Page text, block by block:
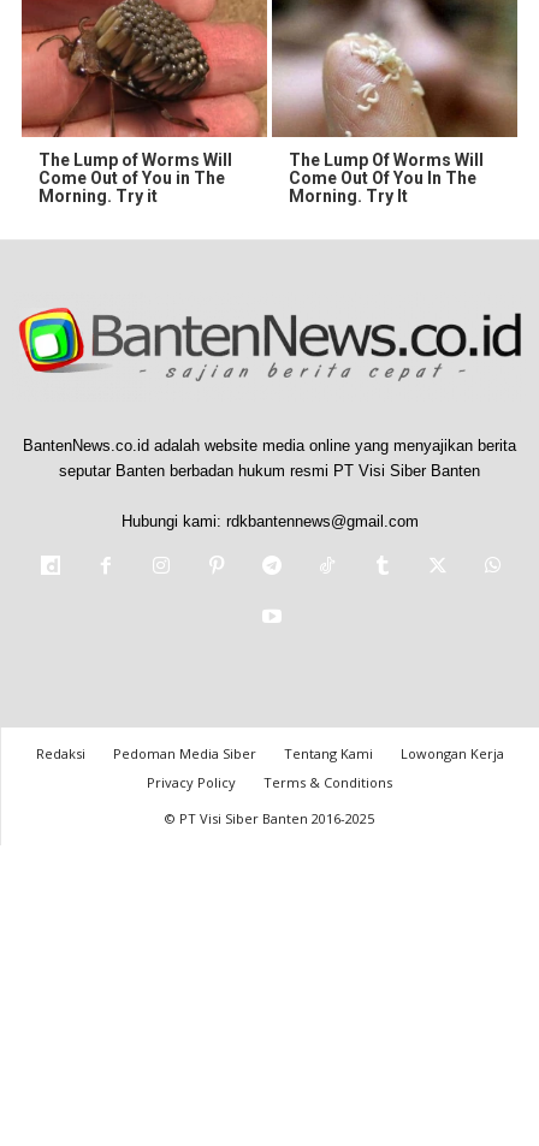
The Lump of Worms Will
Come Out of You in The
Morning. Try it
The Lump Of Worms Will
Come Out Of You In The
Morning. Try It
BantenNews.co.id adalah website media online yang menyajikan berita
seputar Banten berbadan hukum resmi PT Visi Siber Banten
Hubungi kami: rdkbantennews@gmail.com
Redaksi Pedoman Media Siber Tentang Kami
Lowongan Kerja
Privacy Policy
Terms & Conditions
© PT Visi Siber Banten 2016-2025